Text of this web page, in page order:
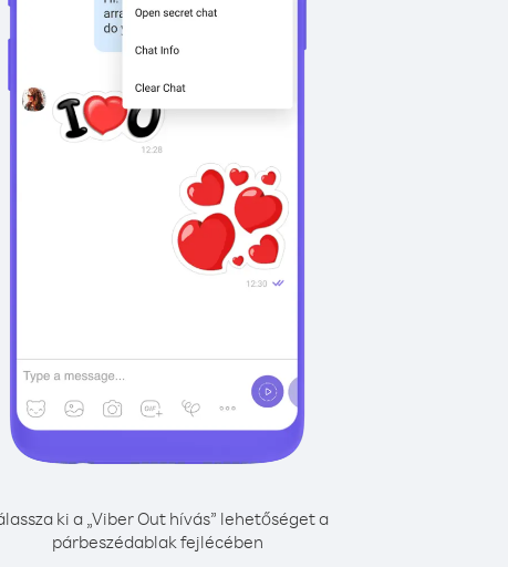
ki a „Viber Out hívás” lehetőséget a
párbeszédablak fejlécében